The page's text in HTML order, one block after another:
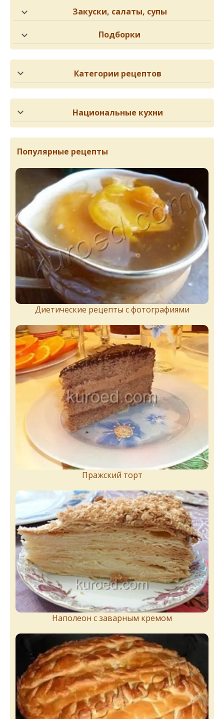
Закуски, салаты, супы
Подборки
Категории рецептов
Национальные кухни
Популярные рецепты
Диетические рецепты с фотографиями
Пражский торт
Наполеон с заварным кремом